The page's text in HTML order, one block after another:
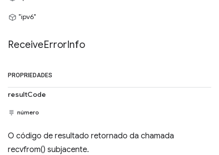
"ipv6"
ReceiveErrorInfo
PROPRIEDADES
resultCode
número
O código de resultado retornado da chamada
recvfrom() subjacente.